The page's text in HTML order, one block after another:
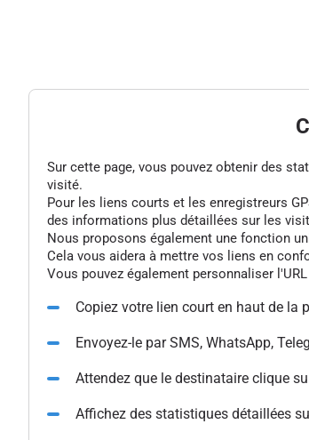
Sur cette page, vous pouvez obtenir des
visité.
Pour les liens courts et les enregistreurs
des informations plus détaillées sur les
Nous proposons également une fonction
Cela vous aidera à mettre vos liens en
Vous pouvez également personnaliser
Copiez votre lien court en haut de la
Envoyez-le par SMS, WhatsApp,
Attendez que le destinataire clique
Affichez des statistiques détaillées